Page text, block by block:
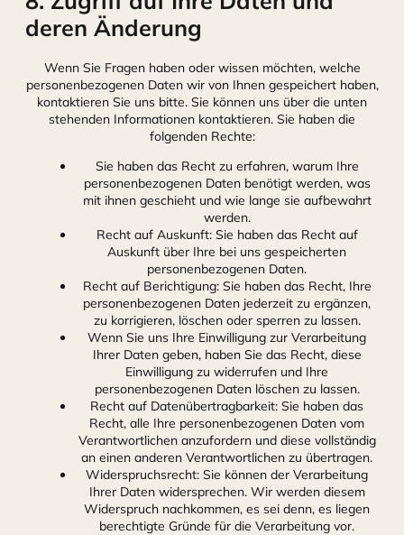
deren Änderung
Wenn Sie Fragen haben oder wissen möchten, welche
personenbezogenen Daten wir von Ihnen gespeichert haben,
kontaktieren Sie uns bitte. Sie können uns über die unten
stehenden Informationen kontaktieren. Sie haben die
folgenden Rechte:
Sie haben das Recht zu erfahren, warum Ihre
personenbezogenen Daten benötigt werden, was
mit ihnen geschieht und wie lange sie aufbewahrt
werden.
Recht auf Auskunft: Sie haben das Recht auf
Auskunft über Ihre bei uns gespeicherten
personenbezogenen Daten.
Recht auf Berichtigung: Sie haben das Recht, Ihre
personenbezogenen Daten jederzeit zu ergänzen,
zu korrigieren, löschen oder sperren zu lassen.
Wenn Sie uns Ihre Einwilligung zur Verarbeitung
Ihrer Daten geben, haben Sie das Recht, diese
Einwilligung zu widerrufen und Ihre
personenbezogenen Daten löschen zu lassen.
Recht auf Datenübertragbarkeit: Sie haben das
Recht, alle Ihre personenbezogenen Daten vom
Verantwortlichen anzufordern und diese vollständig
an einen anderen Verantwortlichen zu übertragen.
Widerspruchsrecht: Sie können der Verarbeitung
Ihrer Daten widersprechen. Wir werden diesem
Widerspruch nachkommen, es sei denn, es liegen
berechtigte Gründe für die Verarbeitung vor.